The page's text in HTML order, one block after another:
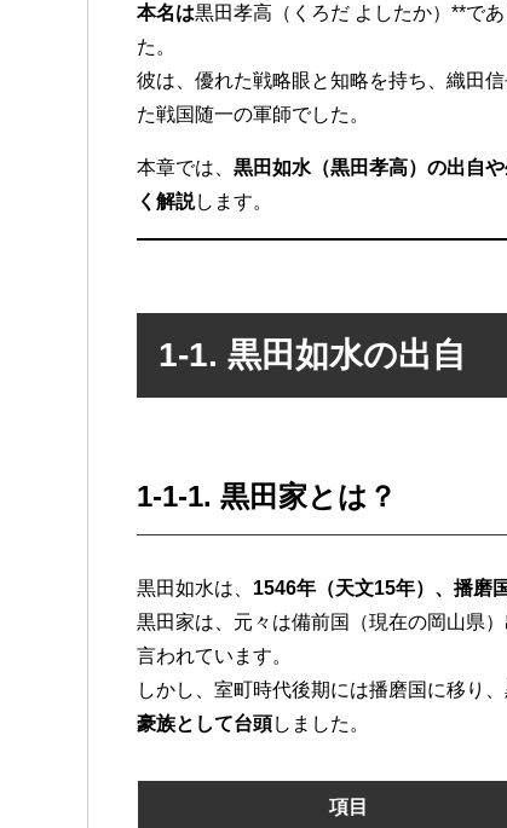
本名は黒田孝高（くろだ よしたか）**で
た。
彼は、優れた戦略眼と知略を持ち、織田
た戦国随一の軍師でした。
本章では、 黒田如水（黒田孝高）の出自
く解説します。
1-1. 黒田如水の出自
1-1-1. 黒田家とは？
黒田如水は、 1546年（天文15年）、播磨
黒田家は、元々は備前国（現在の岡山県
言われています。
しかし、室町時代後期には播磨国に移り、
豪族として台頭しました。
項目